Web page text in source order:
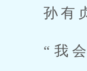
孙有
“我